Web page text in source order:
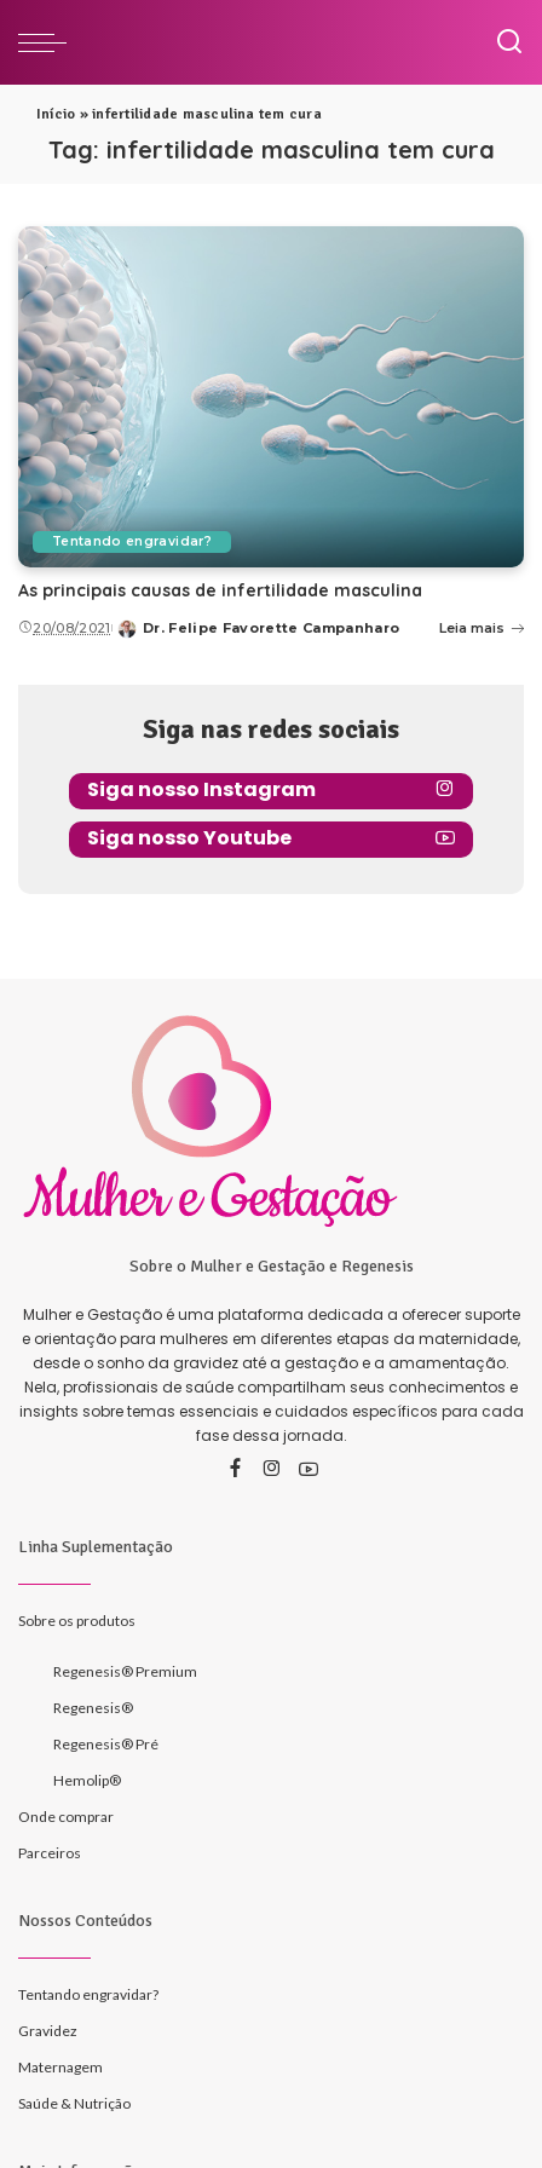
Início »infertilidade masculina tem cura
Tag: infertilidade masculina tem cura
Tentando engravidar?
As principais causas de infertilidade masculina
20/08/2021
Posted
Dr. Felipe Favorette Campanharo Leia mais
Siga nas redes sociais
Siga nosso Instagram
Siga nosso Youtube
Sobre o Mulher e Gestação e Regenesis
Mulher e Gestação é uma plataforma dedicada a oferecer suporte
e orientação para mulheres em diferentes etapas da maternidade,
desde o sonho da gravidez até a gestação e a amamentação.
Nela, profissionais de saúde compartilham seus conhecimentos e
insights sobre temas essenciais e cuidados específicos para cada
fase dessa jornada.
Linha Suplementação
Sobre os produtos
Regenesis® Premium
Regenesis®
Regenesis® Pré
Hemolip®
Onde comprar
Parceiros
Nossos Conteúdos
Tentando engravidar?
Gravidez
Maternagem
Saúde & Nutrição